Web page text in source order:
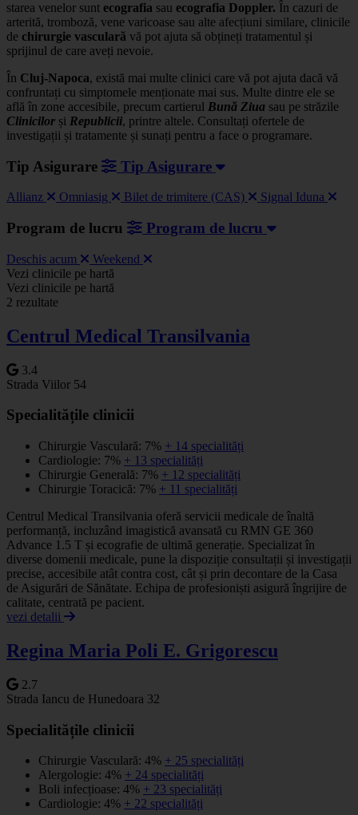
starea venelor sunt ecografia sau ecografia Doppler. În cazuri de
arterită, tromboză, vene varicoase sau alte afecțiuni similare, clinicile
de chirurgie vasculară vă pot ajuta să obțineți tratamentul și
sprijinul de care aveți nevoie.
În Cluj-Napoca, există mai multe clinici care vă pot ajuta dacă vă
confruntați cu simptomele menționate mai sus. Multe dintre ele se
află în zone accesibile, precum cartierul Bună Ziua sau pe străzile
Clinicilor și Republicii, printre altele. Consultați ofertele de
investigații și tratamente și sunați pentru a face o programare.
Tip Asigurare Tip Asigurare
Allianz Omniasig Bilet de trimitere (CAS) Signal Iduna
Program de lucru Program de lucru
Deschis acum Weekend
+
−
Vezi clinicile pe hartă
Vezi clinicile pe hartă
2 rezultate
Centrul Medical Transilvania
3.4
Strada Viilor 54
Specialitățile clinicii
Chirurgie Vasculară: 7% + 14 specialități
Cardiologie: 7% + 13 specialități
Chirurgie Generală: 7% + 12 specialități
Chirurgie Toracică: 7% + 11 specialități
Centrul Medical Transilvania oferă servicii medicale de înaltă
performanță, incluzând imagistică avansată cu RMN GE 360
Advance 1.5 T și ecografie de ultimă generație. Specializat în
diverse domenii medicale, pune la dispoziție consultații și investigații
precise, accesibile atât contra cost, cât și prin decontare de la Casa
de Asigurări de Sănătate. Echipa de profesioniști asigură îngrijire de
calitate, centrată pe pacient.
vezi detalii
Regina Maria Poli E. Grigorescu
2.7
Strada Iancu de Hunedoara 32
Specialitățile clinicii
Chirurgie Vasculară: 4% + 25 specialități
Alergologie: 4% + 24 specialități
Boli infecțioase: 4% + 23 specialități
Cardiologie: 4% + 22 specialități